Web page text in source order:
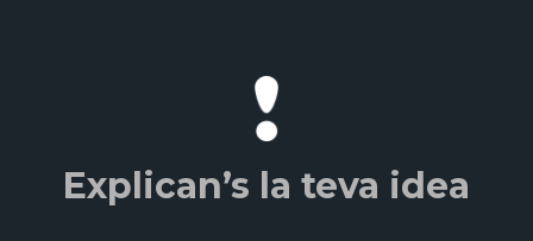
Explican’s la teva idea